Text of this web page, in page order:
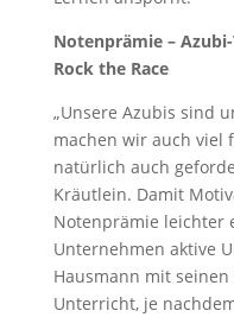
Notenprämie –
Rock the Race
„Unsere Azubis sind
machen wir auch viel
natürlich auch
Kräutlein. Damit
Notenprämie leichter
Unternehmen aktive
Hausmann mit
Unterricht, je